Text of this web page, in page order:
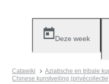
Deze week
Catawiki Aziatische en tribale
Chinese kunstveiling